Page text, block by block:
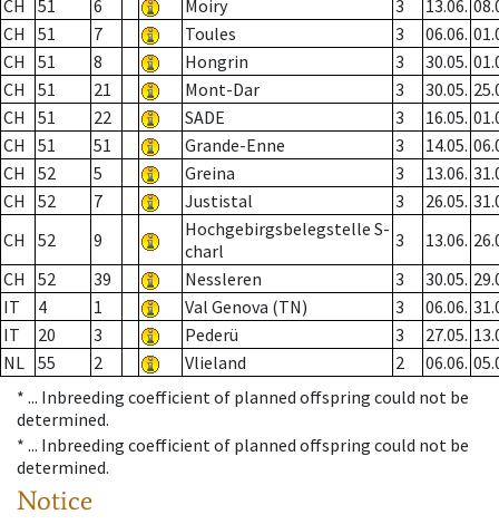
CH 51 6 Moiry 3 13.06.
CH
51 7 Toules 3 06.06.
CH
51 8 Hongrin 3 30.05.
CH
51 21 Mont-Dar 3 30.05.
CH
51 22 SADE 3 16.05.
CH
51 51 Grande-Enne 3 14.05.
CH
52 5 Greina 3 13.06.
CH
52 7 Justistal 3 26.05.
CH
52 9
Hochgebirgsbelegstelle S-
charl
3 13.06.
CH
52 39 Nessleren 3 30.05.
IT
4 1 Val Genova (TN) 3 06.06.
IT
20 3 Pederü 3 27.05.
NL 55 2 Vlieland 2 06.06.
* ... Inbreeding coefficient of planned offspring could not be
determined.
* ... Inbreeding coefficient of planned offspring could not be
determined.
Notice